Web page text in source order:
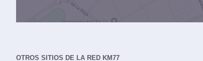
OTROS SITIOS DE LA RED KM77